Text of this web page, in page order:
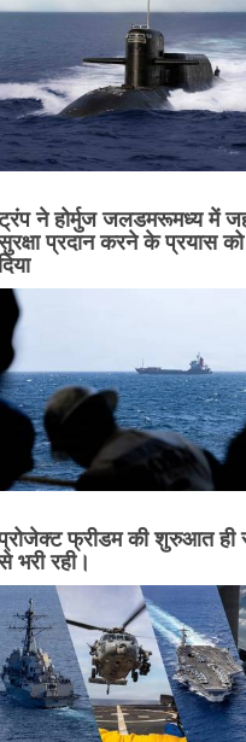
ने होर्मुज जलडमरूमध्य में
प्रदान करने के प्रयास
फ्रीडम की शुरुआत
भरी रही।